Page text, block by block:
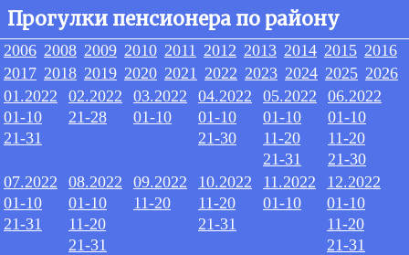
Прогулки пенсионера по району
2006 2008 2009 2010 2011 2012 2013 2014 2015 2016
2017 2018 2019 2020 2021 2022 2023 2024 2025 2026
01.2022
01-10
21-31
02.2022
21-28
03.2022
01-10
04.2022
01-10
21-30
05.2022
01-10
11-20
21-31
06.2022
01-10
11-20
21-30
07.2022
01-10
21-31
08.2022
01-10
11-20
21-31
09.2022
11-20
10.2022
11-20
21-31
11.2022
01-10
12.2022
01-10
11-20
21-31